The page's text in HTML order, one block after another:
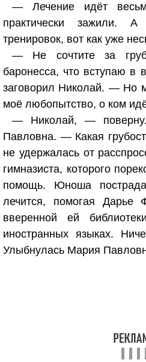
— Лечение идёт
практически зажили.
тренировок, вот как уже
— Не сочтите за
баронесса, что вступаю в
заговорил Николай. — Но
моё любопытство, о ком
— Николай, —
Павловна. — Какая
не удержалась от
гимназиста, которого
помощь. Юноша
лечится, помогая Дарье
вверенной ей
иностранных языках.
Улыбнулась Мария